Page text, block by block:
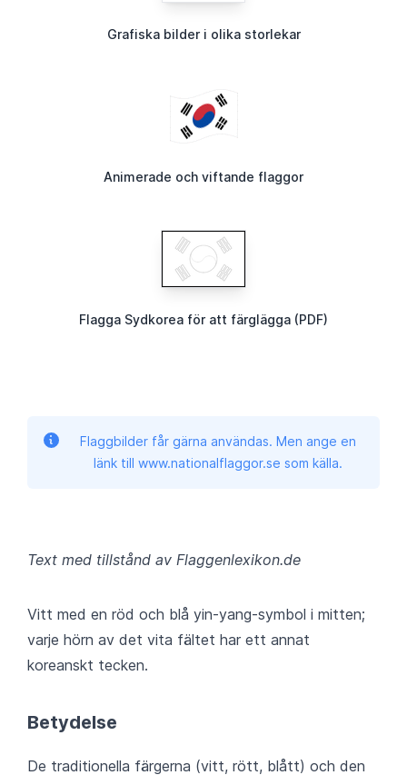
Grafiska bilder i olika storlekar
Animerade och viftande flaggor
Flagga Sydkorea för att färglägga (PDF)
Flaggbilder får gärna användas. Men ange en
länk till www.nationalflaggor.se som källa.
Text med tillstånd av Flaggenlexikon.de
Vitt med en röd och blå yin-yang-symbol i mitten;
varje hörn av det vita fältet har ett annat
koreanskt tecken.
Betydelse
De traditionella färgerna (vitt, rött, blått) och den